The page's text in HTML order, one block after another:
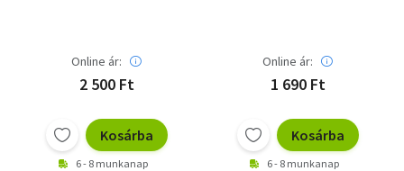
Online ár:
2 500 Ft
Kosárba
6 - 8 munkanap
Online ár:
1 690 Ft
Kosárba
6 - 8 munkanap